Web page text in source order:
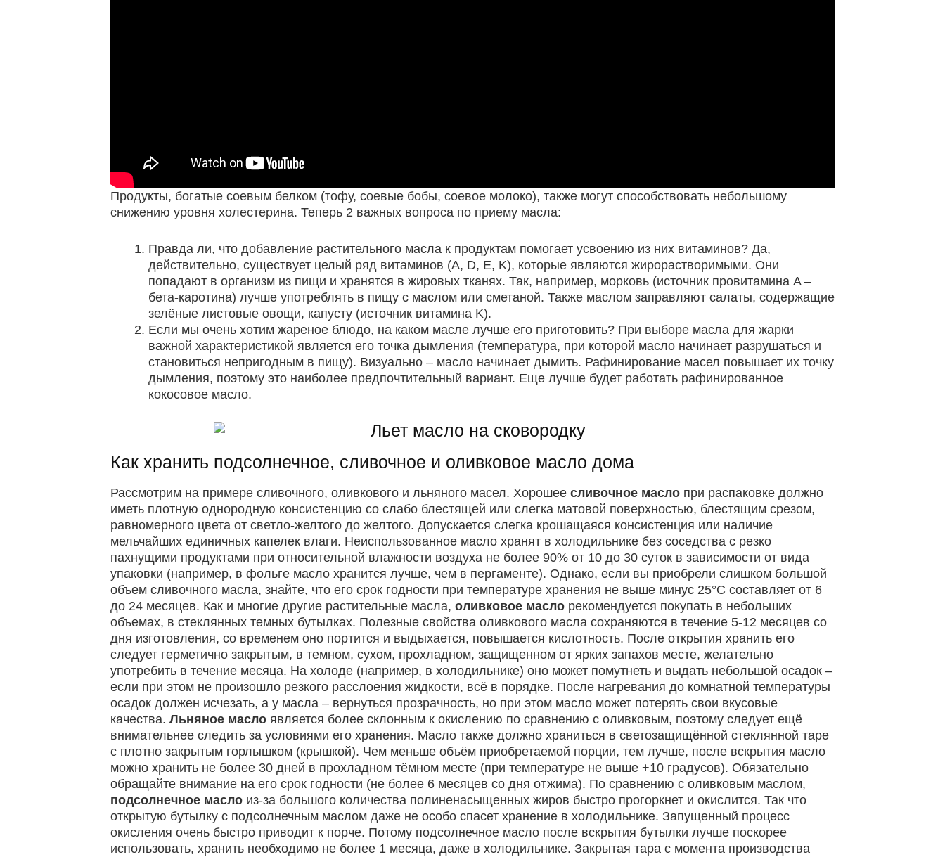
Продукты, богатые соевым белком (тофу, соевые бобы, соевое молоко), также могут способствовать небольшому
снижению уровня холестерина. Теперь 2 важных вопроса по приему масла:
Правда ли, что добавление растительного масла к продуктам помогает усвоению из них витаминов? Да,
действительно, существует целый ряд витаминов (A, D, E, K), которые являются жирорастворимыми. Они
попадают в организм из пищи и хранятся в жировых тканях. Так, например, морковь (источник провитамина A –
бета-каротина) лучше употреблять в пищу с маслом или сметаной. Также маслом заправляют салаты, содержащие
зелёные листовые овощи, капусту (источник витамина K).
Если мы очень хотим жареное блюдо, на каком масле лучше его приготовить? При выборе масла для жарки
важной характеристикой является его точка дымления (температура, при которой масло начинает разрушаться и
становиться непригодным в пищу). Визуально – масло начинает дымить. Рафинирование масел повышает их точку
дымления, поэтому это наиболее предпочтительный вариант. Еще лучше будет работать рафинированное
кокосовое масло.
Как хранить подсолнечное, сливочное и оливковое масло дома
Рассмотрим на примере сливочного, оливкового и льняного масел. Хорошее сливочное масло при распаковке должно
иметь плотную однородную консистенцию со слабо блестящей или слегка матовой поверхностью, блестящим срезом,
равномерного цвета от светло-желтого до желтого. Допускается слегка крошащаяся консистенция или наличие
мельчайших единичных капелек влаги. Неиспользованное масло хранят в холодильнике без соседства с резко
пахнущими продуктами при относительной влажности воздуха не более 90% от 10 до 30 суток в зависимости от вида
упаковки (например, в фольге масло хранится лучше, чем в пергаменте). Однако, если вы приобрели слишком большой
объем сливочного масла, знайте, что его срок годности при температуре хранения не выше минус 25°С составляет от 6
до 24 месяцев. Как и многие другие растительные масла, оливковое масло рекомендуется покупать в небольших
объемах, в стеклянных темных бутылках. Полезные свойства оливкового масла сохраняются в течение 5-12 месяцев со
дня изготовления, со временем оно портится и выдыхается, повышается кислотность. После открытия хранить его
следует герметично закрытым, в темном, сухом, прохладном, защищенном от ярких запахов месте, желательно
употребить в течение месяца. На холоде (например, в холодильнике) оно может помутнеть и выдать небольшой осадок –
если при этом не произошло резкого расслоения жидкости, всё в порядке. После нагревания до комнатной температуры
осадок должен исчезать, а у масла – вернуться прозрачность, но при этом масло может потерять свои вкусовые
качества. Льняное масло является более склонным к окислению по сравнению с оливковым, поэтому следует ещё
внимательнее следить за условиями его хранения. Масло также должно храниться в светозащищённой стеклянной таре
с плотно закрытым горлышком (крышкой). Чем меньше объём приобретаемой порции, тем лучше, после вскрытия масло
можно хранить не более 30 дней в прохладном тёмном месте (при температуре не выше +10 градусов). Обязательно
обращайте внимание на его срок годности (не более 6 месяцев со дня отжима). По сравнению с оливковым маслом,
подсолнечное масло из-за большого количества полиненасыщенных жиров быстро прогоркнет и окислится. Так что
открытую бутылку с подсолнечным маслом даже не особо спасет хранение в холодильнике. Запущенный процесс
окисления очень быстро приводит к порче. Потому подсолнечное масло после вскрытия бутылки лучше поскорее
использовать, хранить необходимо не более 1 месяца, даже в холодильнике. Закрытая тара с момента производства